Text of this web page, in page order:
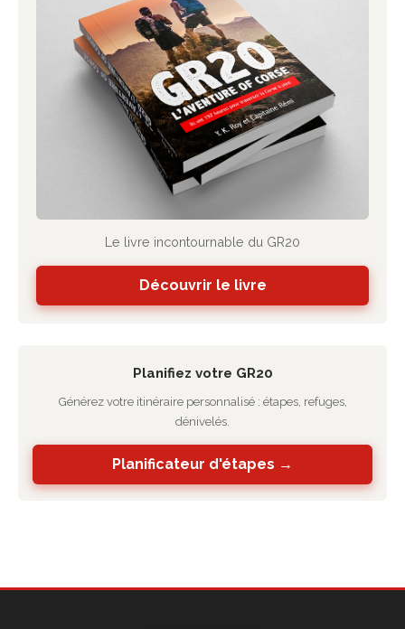
Le livre incontournable du GR20
Découvrir le livre
Planifiez votre GR20
Générez votre itinéraire personnalisé : étapes, refuges,
dénivelés.
Planificateur d'étapes →